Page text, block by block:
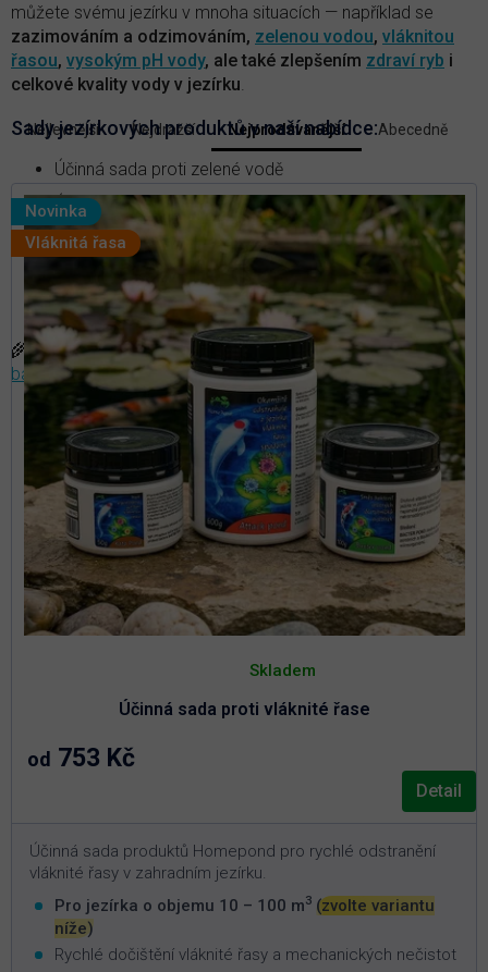
můžete svému jezírku v mnoha situacích — například se
zazimováním a odzimováním, zelenou vodou, vláknitou
řasou, vysokým pH vody, ale také zlepšením zdraví ryb i
celkové kvality vody v jezírku
Sady jezírkových produktů v naší nabídce:
Účinná sada proti zelené vodě
Účinná sada proti vláknité řase
Účinná sada pro léčbu ryb
Účinná sada na zazimování jezírka
Účinná sada pro odzimování jezírka
🌾TIP: Přečtěte si článek v našem magazínu—Proč
bakterie do jezírek a jaké druhy jsou nejvhodnější?
Ř
e
n
u
k
Nejlevnější Nejdražší Nejprodávanější Abecedně
V
i
u
k
t
Novinka
Vláknitá řasa
Účinná sada proti vláknité řase
hodnocení
je
5,0
Skladem
od 753 Kč
Detail
Účinná sada produktů Homepond pro rychlé odstranění
vláknité řasy v zahradním jezírku.
Pro jezírka o objemu 10 – 100 m3 (zvolte variantu
níže)
Rychlé dočištění vláknité řasy a mechanických nečistot